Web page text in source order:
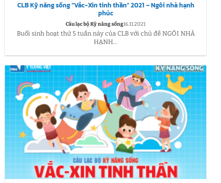
CLB Kỹ năng sống “Vắc-Xin tinh thần” 2021 – Ngôi nhà hạnh
phúc
Câu lạc bộ Kỹ năng sống16.11.2021
Buổi sinh hoạt thứ 5 tuần này của CLB với chủ đề NGÔI NHÀ
HẠNH...